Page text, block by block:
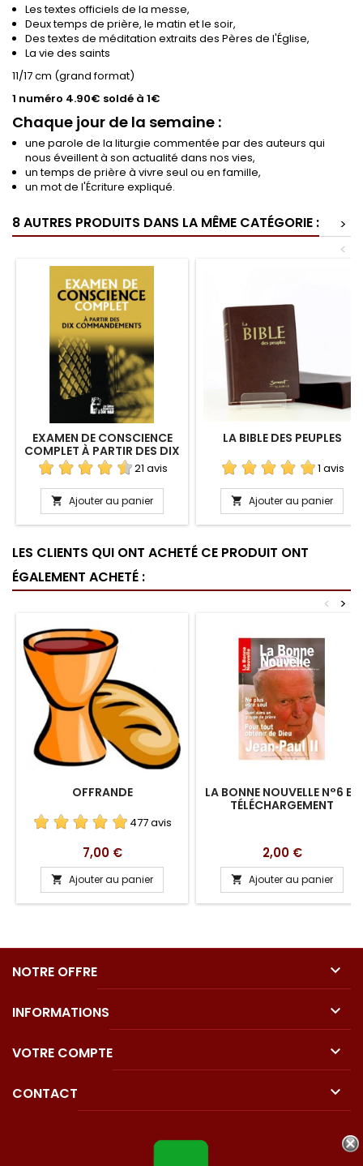
Les textes officiels de la messe,
Deux temps de prière, le matin et le soir,
Des textes de méditation extraits des Pères de l'Église,
La vie des saints
11/17 cm (grand format)
1 numéro 4.90€ soldé à 1€
Chaque jour de la semaine :
une parole de la liturgie commentée par des auteurs qui
nous éveillent à son actualité dans nos vies,
un temps de prière à vivre seul ou en famille,
un mot de l'Écriture expliqué.
8 AUTRES PRODUITS DANS LA MÊME CATÉGORIE :
>
<
EXAMEN DE CONSCIENCE
COMPLET À PARTIR DES DIX
COMMANDEMENTS
21 avis
 Ajouter au panier
LA BIBLE DES PEUPLES
1 avis
 Ajouter au panier
LES CLIENTS QUI ONT ACHETÉ CE PRODUIT ONT
ÉGALEMENT ACHETÉ :
>
<
OFFRANDE
477 avis
Prix
7,00 €
 Ajouter au panier
LA BONNE NOUVELLE N°6 EN
TÉLÉCHARGEMENT
Prix
2,00 €
 Ajouter au panier
NOTRE OFFRE 
INFORMATIONS 
VOTRE COMPTE 
CONTACT 